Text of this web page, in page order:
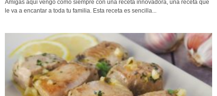
Amigas aqui vengo como siempre con una receta innovadora, una receta que
le va a encantar a toda tu familia. Esta receta es sencilla...